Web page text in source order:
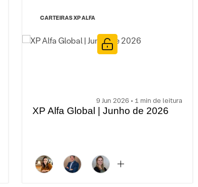
CARTEIRAS XP ALFA
9 Jun 2026 • 1 min de leitura
XP Alfa Global | Junho de 2026